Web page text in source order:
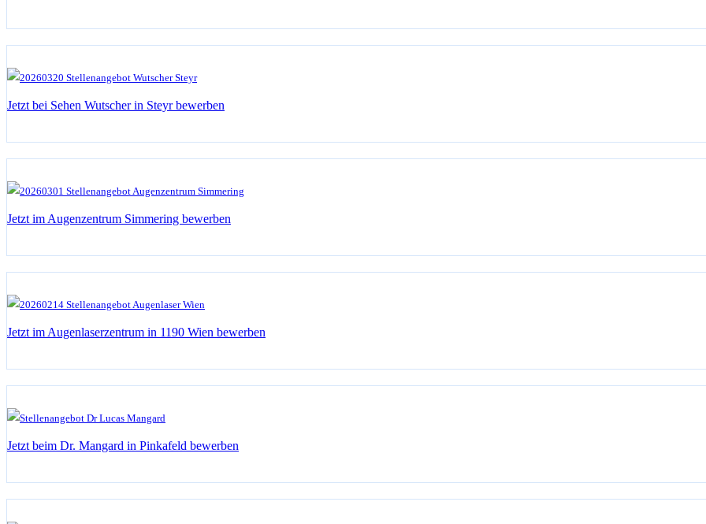
Jetzt bei Sehen Wutscher in Steyr bewerben
Jetzt im Augenzentrum Simmering bewerben
Jetzt im Augenlaserzentrum in 1190 Wien bewerben
Jetzt beim Dr. Mangard in Pinkafeld bewerben